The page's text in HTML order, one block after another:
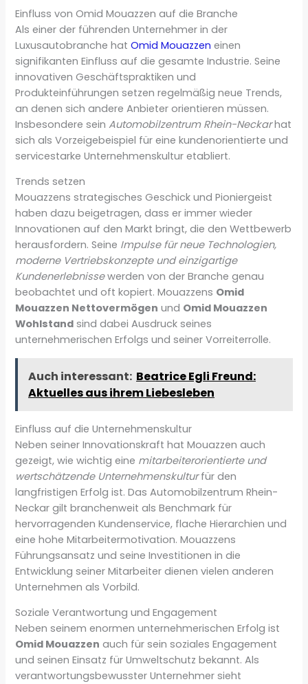
Einfluss von Omid Mouazzen auf die Branche
Als einer der führenden Unternehmer in der
Luxusautobranche hatOmid Mouazzen einen
signifikanten Einfluss auf die gesamte Industrie. Seine
innovativen Geschäftspraktiken und
Produkteinführungen setzen regelmäßig neue Trends,
an denen sich andere Anbieter orientieren müssen.
Insbesondere seinAutomobilzentrum Rhein-Neckarhat
sich als Vorzeigebeispiel für eine kundenorientierte und
servicestarke Unternehmenskultur etabliert.
Trends setzen
Mouazzens strategisches Geschick und Pioniergeist
haben dazu beigetragen, dass er immer wieder
Innovationen auf den Markt bringt, die den Wettbewerb
herausfordern. Seine Impulse für neue Technologien,
moderne Vertriebskonzepte und einzigartige
Kundenerlebnissewerden von der Branche genau
beobachtet und oft kopiert. Mouazzens Omid
Mouazzen Nettovermögen und Omid Mouazzen
Wohlstand sind dabei Ausdruck seines
unternehmerischen Erfolgs und seiner Vorreiterrolle.
Auch interessant: Beatrice Egli Freund:
Aktuelles aus ihrem Liebesleben
Einfluss auf die Unternehmenskultur
Neben seiner Innovationskraft hat Mouazzen auch
gezeigt, wie wichtig eine mitarbeiterorientierte und
wertschätzende Unternehmenskulturfür den
langfristigen Erfolg ist. Das Automobilzentrum Rhein-
Neckar gilt branchenweit als Benchmark für
hervorragenden Kundenservice, flache Hierarchien und
eine hohe Mitarbeitermotivation. Mouazzens
Führungsansatz und seine Investitionen in die
Entwicklung seiner Mitarbeiter dienen vielen anderen
Unternehmen als Vorbild.
Soziale Verantwortung und Engagement
Neben seinem enormen unternehmerischen Erfolg ist
Omid Mouazzen auch für sein soziales Engagement
und seinen Einsatz für Umweltschutz bekannt. Als
verantwortungsbewusster Unternehmer sieht